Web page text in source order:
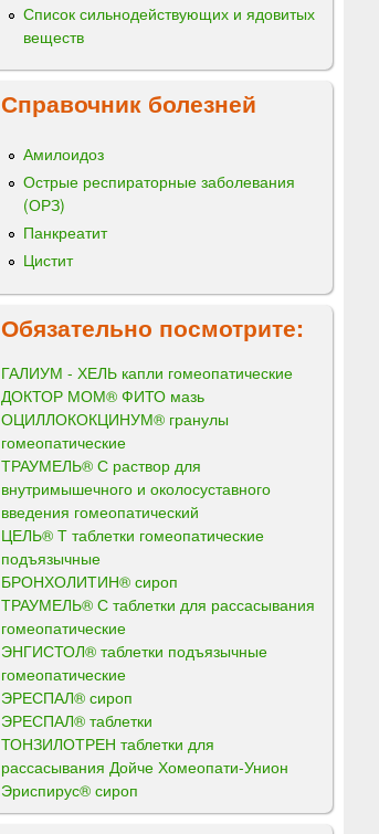
Список сильнодействующих и ядовитых
веществ
Справочник болезней
Амилоидоз
Острые респираторные заболевания
(ОРЗ)
Панкреатит
Цистит
Обязательно посмотрите:
ГАЛИУМ - ХЕЛЬ капли гомеопатические
ДОКТОР МОМ® ФИТО мазь
ОЦИЛЛОКОКЦИНУМ® гранулы
гомеопатические
ТРАУМЕЛЬ® С раствор для
внутримышечного и околосуставного
введения гомеопатический
ЦЕЛЬ® Т таблетки гомеопатические
подъязычные
БРОНХОЛИТИН® сироп
ТРАУМЕЛЬ® С таблетки для рассасывания
гомеопатические
ЭНГИСТОЛ® таблетки подъязычные
гомеопатические
ЭРЕСПАЛ® сироп
ЭРЕСПАЛ® таблетки
ТОНЗИЛОТРЕН таблетки для
рассасывания Дойче Хомеопати-Унион
Эриспирус® сироп